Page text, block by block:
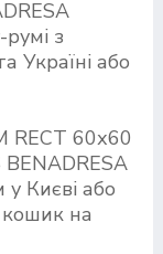
з
Україні або
RECT 60х60
Києві або
на